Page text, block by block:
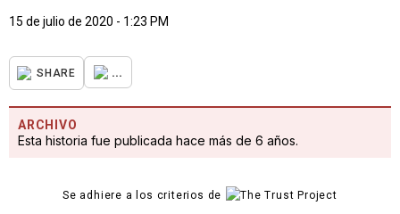
15 de julio de 2020 - 1:23 PM
SHARE ...
ARCHIVO
Esta historia fue publicada hace más de 6 años.
Se adhiere a los criterios de